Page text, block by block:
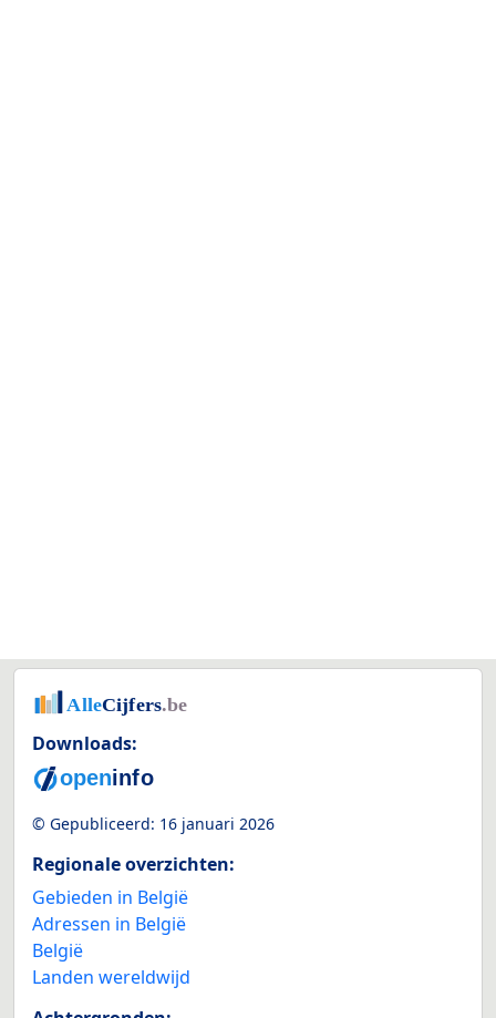
Downloads:
© Gepubliceerd: 16 januari 2026
Regionale overzichten:
Gebieden in België
Adressen in België
België
Landen wereldwijd